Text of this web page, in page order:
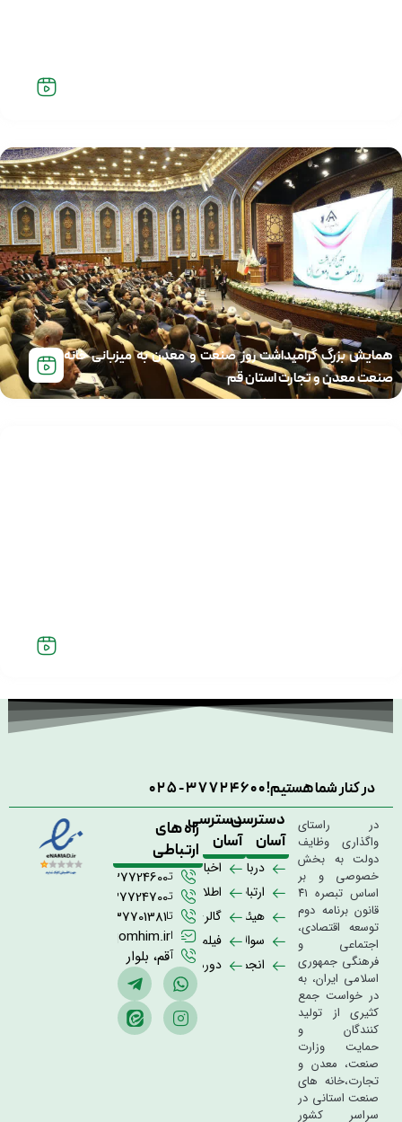
همایش بزرگ گرامیداشت روز صنعت و معدن به میزبانی خانه
صنعت معدن و تجارت استان قم
در کنار شما هستیم!025-37724600
در راستای
واگذاری وظایف
دولت به بخش
خصوصی و بر
اساس تبصره ۴۱
قانون برنامه دوم
توسعه اقتصادی،
اجتماعی و
فرهنگی جمهوری
اسلامی ایران، به
در خواست جمع
کثیری از تولید
کنندگان و
حمایت وزارت
صنعت، معدن و
تجارت،خانه های
صنعت استانی در
سراسر کشور
دسترسی
آسان
درباره
ما
ارتباط
با
هیئت
مدیره
سوالات
متداول
انجمن
دسترسی
آسان
اخبار
اطلاعیه
ها
گالری
تصاویر
فیلم
و
کلیپ
دوره
رویداد
راه های
ارتباطی
تلفن
02537724600
تلفن
02537724700
تلفن
02537701381
ایمیل
info@qomhim.ir
آدرس
قم، بلوار
15 خرداد